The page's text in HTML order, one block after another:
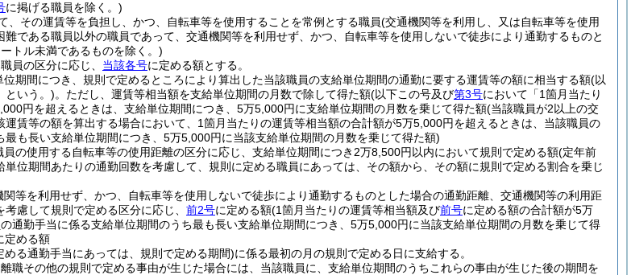
に掲げる職員を除く。)
、その運賃等を負担し、かつ、自転車等を使用することを常例とする職員(交通機関等を利用し、又は自転車等を使用
難である職員以外の職員であって、交通機関等を利用せず、かつ、自転車等を使用しないで徒歩により通勤するものと
トル未満であるものを除く。)
員の区分に応じ、 当該各号に定める額とする。
期間につき、規則で定めるところにより算出した当該職員の支給単位期間の通勤に要する運賃等の額に相当する額(以
という。)。 ただし、運賃等相当額を支給単位期間の月数で除して得た額(以下この号及び第3号において「1箇月当たり
円を超えるときは、支給単位期間につき、5万5,000円に支給単位期間の月数を乗じて得た額(当該職員が2以上の交
賃等の額を算出する場合において、1箇月当たりの運賃等相当額の合計額が5万5,000円を超えるときは、当該職員の
も長い支給単位期間につき、5万5,000円に当該支給単位期間の月数を乗じて得た額)
の使用する自転車等の使用距離の区分に応じ、支給単位期間につき2万8,500円以内において規則で定める額(定年前
位期間あたりの通勤回数を考慮して、規則に定める職員にあっては、その額から、その額に規則で定める割合を乗じ
等を利用せず、かつ、自転車等を使用しないで徒歩により通勤するものとした場合の通勤距離、交通機関等の利用距
慮して規則で定める区分に応じ、 前2号に定める額(1箇月当たりの運賃等相当額及び前号に定める額の合計額が5万
通勤手当に係る支給単位期間のうち最も長い支給単位期間につき、5万5,000円に当該支給単位期間の月数を乗じて得
定める額
める通勤手当にあっては、規則で定める期間)に係る最初の月の規則で定める日に支給する。
職その他の規則で定める事由が生じた場合には、当該職員に、支給単位期間のうちこれらの事由が生じた後の期間を